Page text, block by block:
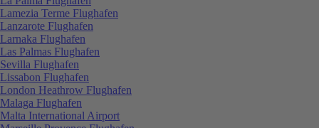
Lamezia Terme Flughafen
Lanzarote Flughafen
Larnaka Flughafen
Las Palmas Flughafen
Sevilla Flughafen
Lissabon Flughafen
London Heathrow Flughafen
Malaga Flughafen
Malta International Airport